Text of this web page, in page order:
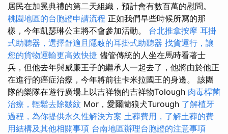
居民在加冕典禮的第二天組織，預計會有數百萬的慰問。
桃園地區的台胞證申請流程 正如我們早些時候所寫的那
樣，今年凱瑟琳公主將不會參加活動。 台北推拿按摩 耳掛
式助聽器，選擇舒適且隱蔽的耳掛式助聽器 找貨運行，讓
您的貨物運輸更高效快捷 儘管傳統的人坐在馬時看著士
兵，但他去年與威廉王子的繼承人一起去了，他將由於他正
在進行的癌症治療，今年將前往卡米拉國王的身邊。 該團
隊的樂隊在遊行廣場上以吉祥物的吉祥物Tolough 肉毒桿菌
治療，輕鬆去除皺紋 Mor，愛爾蘭狼犬Turough 了解植牙
過程，為你提供永久性解決方案 土葬費用，了解土葬的費
用結構及其他相關事項 台南地區辦理台胞證的注意事項